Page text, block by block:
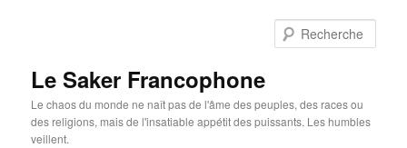
Le Saker Francophone
Le chaos du monde ne naît pas de l'âme des peuples, des races ou
des religions, mais de l'insatiable appétit des puissants. Les humbles
veillent.